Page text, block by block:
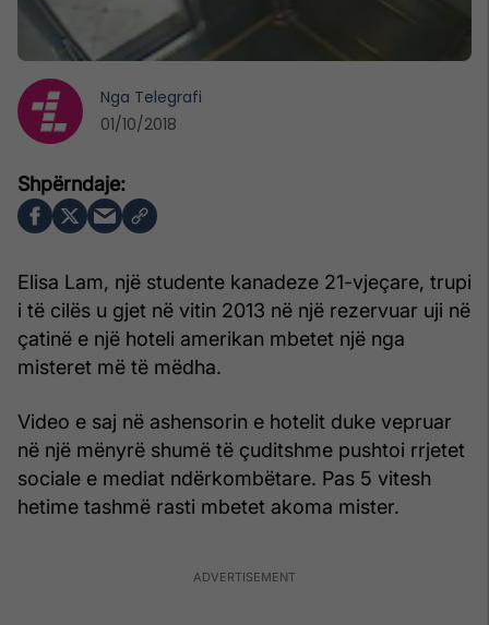
Elisa Lam, një studente kanadeze 21-vjeçare, trupi
i të cilës u gjet në vitin 2013 në një rezervuar uji në
çatinë e një hoteli amerikan mbetet një nga
misteret më të mëdha.
Video e saj në ashensorin e hotelit duke vepruar
në një mënyrë shumë të çuditshme pushtoi rrjetet
sociale e mediat ndërkombëtare. Pas 5 vitesh
hetime tashmë rasti mbetet akoma mister.
Nga Telegrafi
01/10/2018